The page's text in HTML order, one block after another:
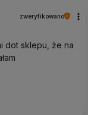
zweryfikowano
dot sklepu, że na